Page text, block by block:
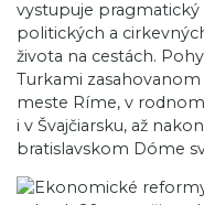
vystupuje
politických a
života na cestách.
Turkami
meste Ríme, v
i v Švajčiarsku, až
bratislavskom Dóme